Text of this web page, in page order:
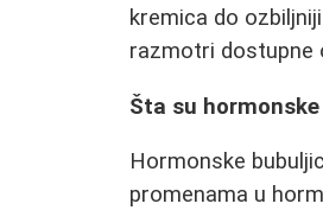
kremica do
razmotri dostupne
Šta su
Hormonske
promenama u